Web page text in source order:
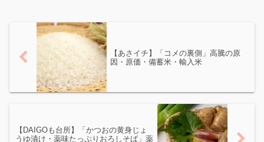
【あさイチ】「コメの裏側」高騰の原
因・原価・備蓄米・輸入米
【DAIGOも台所】「かつおの黄身じょ
うゆ漬け・薬味たっぷりおろしそば」薬